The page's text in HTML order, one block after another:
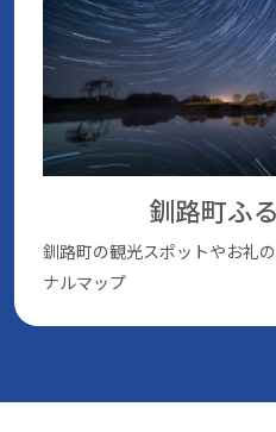
釧路町ふ
釧路町の観光スポットやお礼
ナルマップ